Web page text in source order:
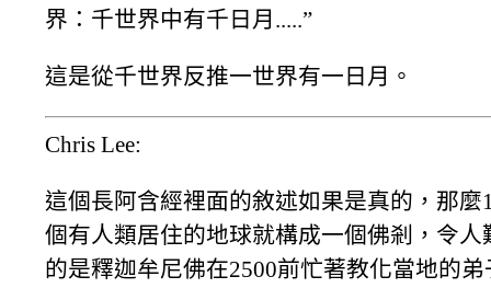
界：千世界中有千日月.....”
這是從千世界反推一世界有一日月。
Chris Lee:
這個長阿含經裡面的敘述如果是真的，那麼
個有人類居住的地球就構成一個佛剎，令人
的是釋迦牟尼佛在2500前忙著教化當地的弟